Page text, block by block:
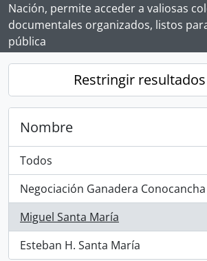
Nación, permite acceder a valiosas
documentales organizados, listos
pública
Restringir
Nombre
Todos
Negociación Ganadera Conocancha
, 1 resultados
Miguel Santa María
, 1 resultados
Esteban H. Santa María
, 1 resultados